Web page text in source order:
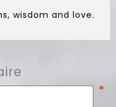
wisdom and love.